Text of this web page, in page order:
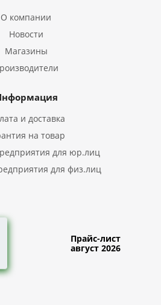
О компании
Новости
Магазины
и доставка
на товар
для юр.лиц
для физ.лиц
Прайс-лист
август 2026